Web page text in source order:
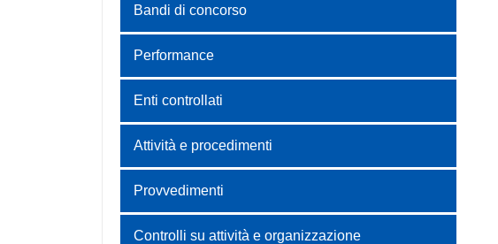
Bandi di concorso
Performance
Enti controllati
Attività e procedimenti
Provvedimenti
Controlli su attività e organizzazione